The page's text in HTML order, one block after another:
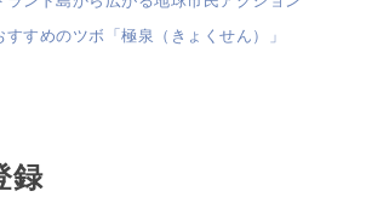
すめのツボ「極泉（きょくせん）」
録